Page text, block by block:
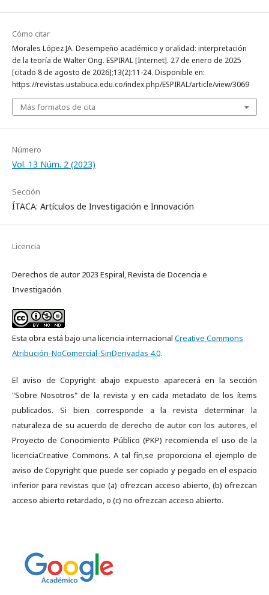
Cómo citar
Morales López JA. Desempeño académico y oralidad: interpretación
de la teoría de Walter Ong. ESPIRAL [Internet]. 27 de enero de 2025
[citado 8 de agosto de 2026];13(2):11-24. Disponible en:
https://revistas.ustabuca.edu.co/index.php/ESPIRAL/article/view/3069
Más formatos de cita
Número
Vol. 13 Núm. 2 (2023)
Sección
ÍTACA: Artículos de Investigación e Innovación
Licencia
Derechos de autor 2023 Espiral, Revista de Docencia e
Investigación
Esta obra está bajo una licencia internacional Creative Commons
Atribución-NoComercial-SinDerivadas 4.0.
El aviso de Copyright abajo expuesto aparecerá en la sección
"Sobre Nosotros" de la revista y en cada metadato de los ítems
publicados. Si bien corresponde a la revista determinar la
naturaleza de su acuerdo de derecho de autor con los autores, el
Proyecto de Conocimiento Público (PKP) recomienda el uso de la
licenciaCreative Commons. A tal fín,se proporciona el ejemplo de
aviso de Copyright que puede ser copiado y pegado en el espacio
inferior para revistas que (a) ofrezcan acceso abierto, (b) ofrezcan
acceso abierto retardado, o (c) no ofrezcan acceso abierto.